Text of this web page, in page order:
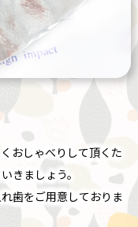
おしゃべりして頂くた
きましょう。
歯をご用意しておりま